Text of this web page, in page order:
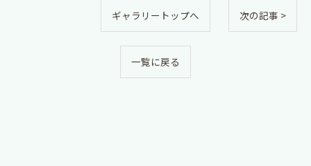
ギャラリートップへ 次の記事 >
一覧に戻る